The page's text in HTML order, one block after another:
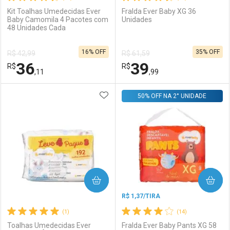
Comprar sem Desconto
Por R$ 8,06/cada
Comprar sem Desconto
Por R$ 8,06/cada
Comprar sem Desconto
Por R$ 14,39/cada
Comprar sem Desconto
Por R$ 14,39/cada
Kit Toalhas Umedecidas Ever
Baby Camomila 4 Pacotes com
48 Unidades Cada
R$ 42,99
R$36,11
16% OFF
FECHAR
Laboratório
FECHAR
Por Menos
Fralda Ever Baby XG 36
Unidades
R$ 61,59
R$39,99
35% OFF
Laboratório
Por Menos
(1)
Toalhas Umedecidas Ever
ADICIONAR AOS FAVORITOS
COMPRAR
(14)
R$ 1,37/TIRA
Fralda Ever Baby Pants XG 58
50% OFF NA 2° UNIDADE
COMPRAR